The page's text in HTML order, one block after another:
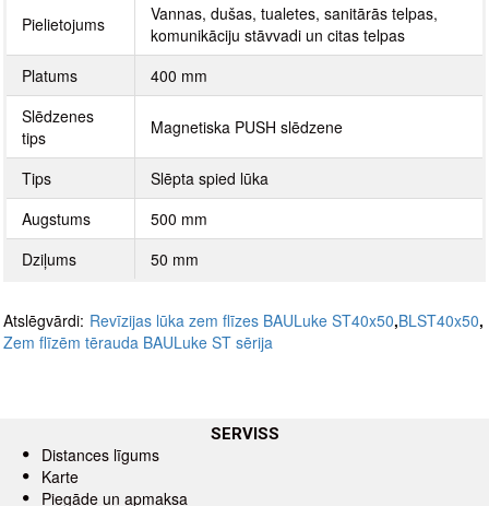
Pielietojums
Vannas, dušas, tualetes, sanitārās telpas,
komunikāciju stāvvadi un citas telpas
Platums
400 mm
Slēdzenes
tips
Magnetiska PUSH slēdzene
Tips
Slēpta spied lūka
Augstums
500 mm
Dziļums
50 mm
Atslēgvārdi: Revīzijas lūka zem flīzes BAULuke ST40x50,BLST40x50,
Zem flīzēm tērauda BAULuke ST sērija
SERVISS
Distances līgums
Karte
Piegāde un apmaksa